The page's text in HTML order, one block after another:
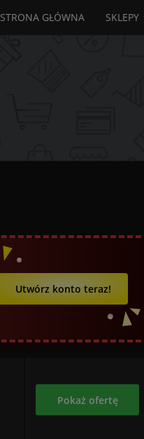
STRONA GŁÓWNA SKLEPY
Utwórz konto teraz!
Pokaż ofertę